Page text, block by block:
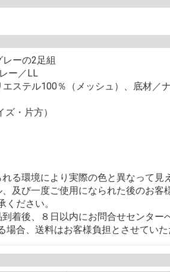
ーの2足組
ー／LL
ステル100％（メッシュ）、底材／
・片方）
る環境により実際の色と異なって見
及び一度ご使用になられた後のお客
ださい。
着後、８日以内にお問合せセンター
場合、送料はお客様負担とさせていた